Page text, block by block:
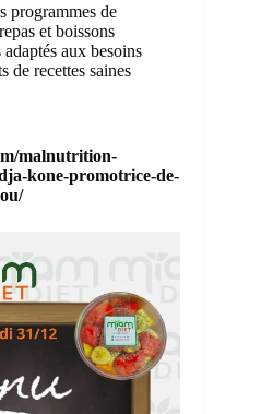
programmes de
et boissons
aux besoins
de recettes saines
malnutrition-
kone-promotrice-de-